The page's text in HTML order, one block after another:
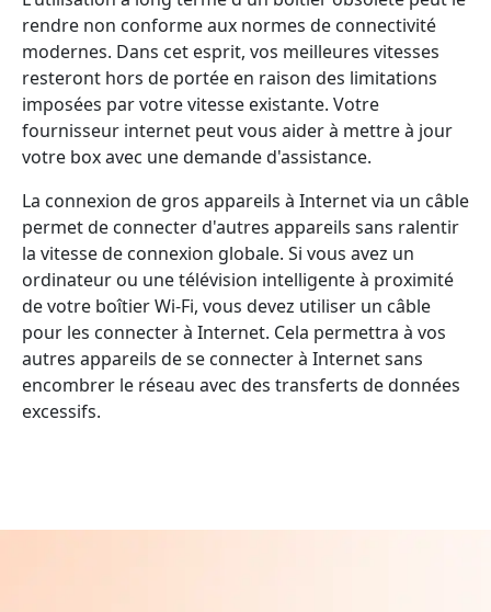
rendre non conforme aux normes de connectivité
modernes. Dans cet esprit, vos meilleures vitesses
resteront hors de portée en raison des limitations
imposées par votre vitesse existante. Votre
fournisseur internet peut vous aider à mettre à jour
votre box avec une demande d'assistance.
La connexion de gros appareils à Internet via un câble
permet de connecter d'autres appareils sans ralentir
la vitesse de connexion globale. Si vous avez un
ordinateur ou une télévision intelligente à proximité
de votre boîtier Wi-Fi, vous devez utiliser un câble
pour les connecter à Internet. Cela permettra à vos
autres appareils de se connecter à Internet sans
encombrer le réseau avec des transferts de données
excessifs.